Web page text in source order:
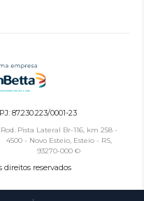
87.230.223/0001-23
Rod. Pista Lateral Br-116, km 258 -
4500 - Novo Esteio, Esteio - RS,
93270-000 ©
direitos reservados